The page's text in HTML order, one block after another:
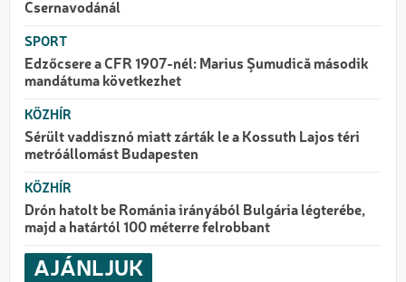
Csernavodánál
SPORT
Edzőcsere a CFR 1907-nél: Marius Şumudică második
mandátuma következhet
KÖZHÍR
Sérült vaddisznó miatt zárták le a Kossuth Lajos téri
metróállomást Budapesten
KÖZHÍR
Drón hatolt be Románia irányából Bulgária légterébe,
majd a határtól 100 méterre felrobbant
AJÁNLJUK